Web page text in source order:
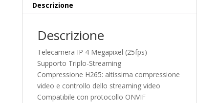
Descrizione
Descrizione
Telecamera IP 4 Megapixel (25fps)
Supporto Triplo-Streaming
Compressione H265: altissima compressione
video e controllo dello streaming video
Compatibile con protocollo ONVIF